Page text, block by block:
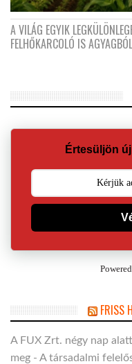
A VILÁG EGYIK
FELHŐKARCOLÓ IS
Értesüljön
FRISS
A FUX Zrt. négy nap
meg - A társadalmi